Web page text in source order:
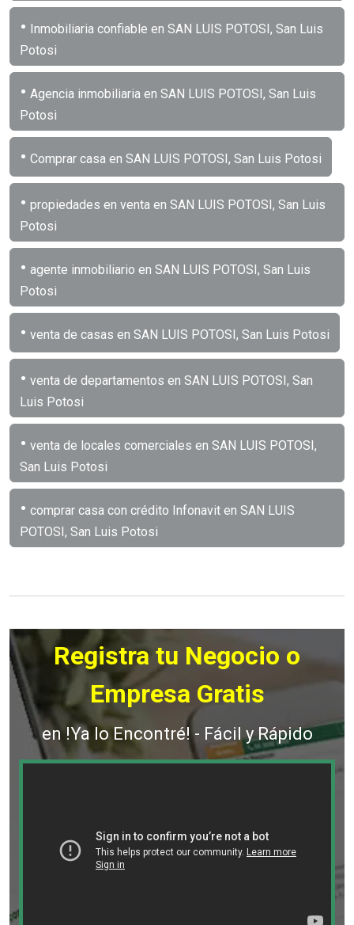
• Inmobiliaria confiable en SAN LUIS POTOSI, San Luis
Potosi
• Agencia inmobiliaria en SAN LUIS POTOSI, San Luis
Potosi
• Comprar casa en SAN LUIS POTOSI, San Luis Potosi
• propiedades en venta en SAN LUIS POTOSI, San Luis
Potosi
• agente inmobiliario en SAN LUIS POTOSI, San Luis
Potosi
• venta de casas en SAN LUIS POTOSI, San Luis Potosi
• venta de departamentos en SAN LUIS POTOSI, San
Luis Potosi
• venta de locales comerciales en SAN LUIS POTOSI,
San Luis Potosi
• comprar casa con crédito Infonavit en SAN LUIS
POTOSI, San Luis Potosi
Registra tu Negocio o
Empresa Gratis
en !Ya lo Encontré! - Fácil y Rápido